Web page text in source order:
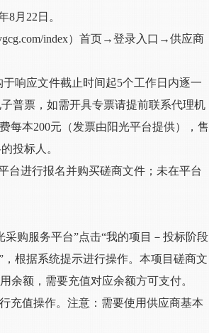
8月 22 日。
index）首页→登录入口→供应商
响应文件截止时间起5个工作日内逐一
普票，如需开具专票请提前联系代理机
每本200元（发票由阳光平台提供），售
投标人。
台进行报名并购买磋商文件；未在平台
购服务平台”点击“我的项目－投标阶段
，根据系统提示进行操作。本项目磋商文
余额，需要充值对应余额方可支付。
充值操作。注意：需要使用供应商基本